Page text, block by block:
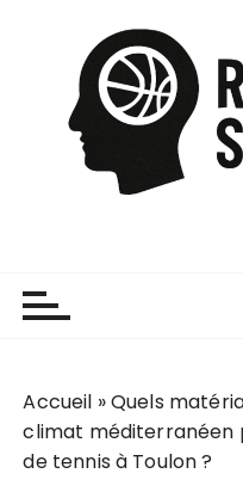
Accueil »Quels
climat méditerranéen
de tennis à Toulon ?